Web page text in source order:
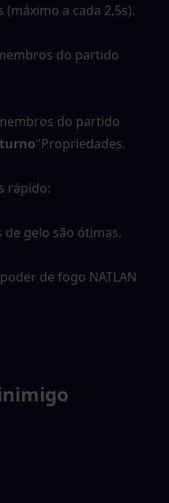
a cada 2,5s).
do partido
do partido
"Propriedades.
rápido:
de gelo são ótimas.
de fogo NATLAN